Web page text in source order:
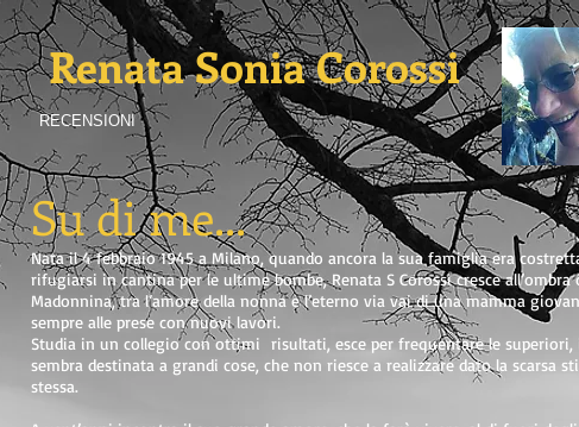
Su di me...
Nata il 4 febbraio 1945 a Milano, quando ancora la sua famiglia era
rifugiarsi in cantina per le ultime bombe, Renata S Corossi cresce all’ombra
Madonnina, tra l’amore della nonna e l’eterno via vai di una mamma
sempre alle prese con nuovi lavori.
Studia in un collegio con ottimi risultati, esce per frequentare le superiori,
sembra destinata a grandi cose, che non riesce a realizzare dato la scarsa
stessa.
Renata Sonia Corossi
RECENSIONI